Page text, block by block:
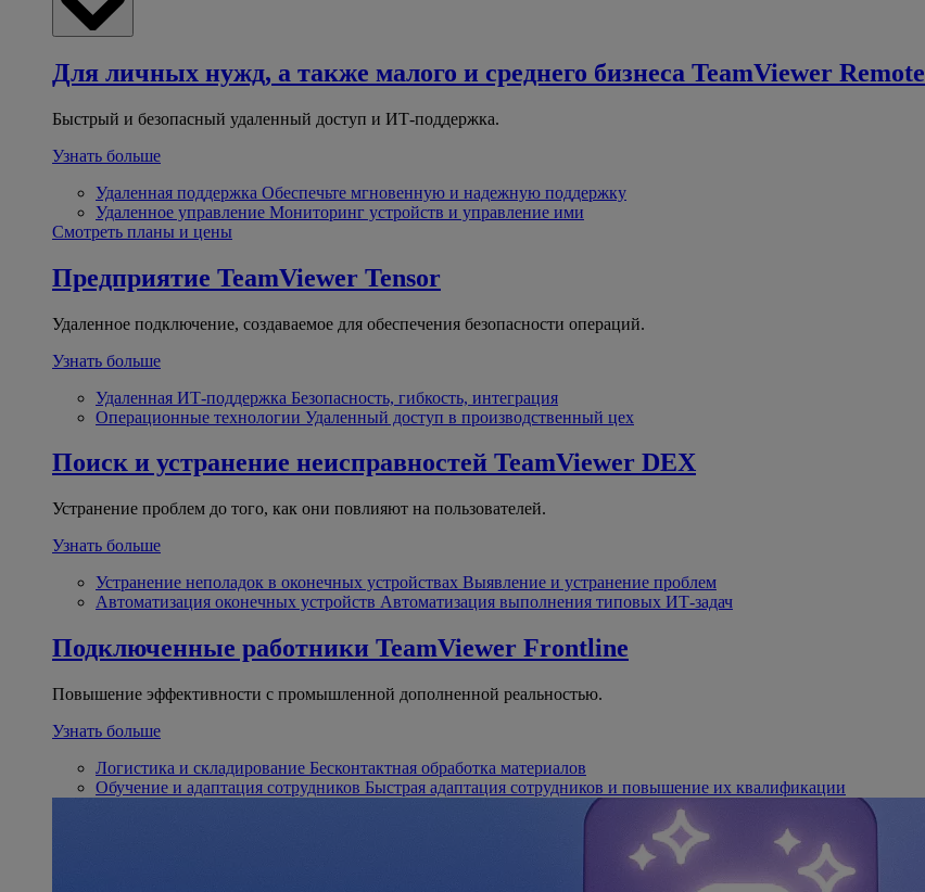
Для личных нужд, а также малого и среднего бизнеса TeamViewer Remote
Быстрый и безопасный удаленный доступ и ИТ-поддержка.
Узнать больше
Удаленная поддержка Обеспечьте мгновенную и надежную поддержку
Удаленное управление Мониторинг устройств и управление ими
Смотреть планы и цены
Предприятие TeamViewer Tensor
Удаленное подключение, создаваемое для обеспечения безопасности операций.
Узнать больше
Удаленная ИТ-поддержка Безопасность, гибкость, интеграция
Операционные технологии Удаленный доступ в производственный цех
Поиск и устранение неисправностей TeamViewer DEX
Устранение проблем до того, как они повлияют на пользователей.
Узнать больше
Устранение неполадок в оконечных устройствах Выявление и устранение проблем
Автоматизация оконечных устройств Автоматизация выполнения типовых ИТ-задач
Подключенные работники TeamViewer Frontline
Повышение эффективности с промышленной дополненной реальностью.
Узнать больше
Логистика и складирование Бесконтактная обработка материалов
Обучение и адаптация сотрудников Быстрая адаптация сотрудников и повышение их квалификации